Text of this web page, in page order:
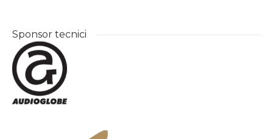
Sponsor tecnici